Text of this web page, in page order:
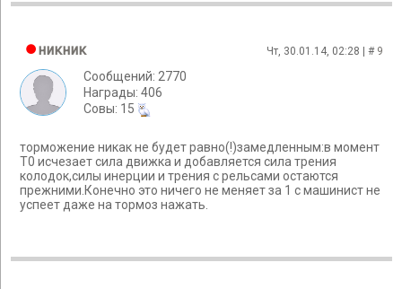
никник Чт, 30.01.14, 02:28 | # 9
Сообщений: 2770
Награды: 406
Cовы: 15
торможение никак не будет равно(!)замедленным:в момент
Т0 исчезает сила движка и добавляется сила трения
колодок,силы инерции и трения с рельсами остаются
прежними.Конечно это ничего не меняет за 1 с машинист не
успеет даже на тормоз нажать.